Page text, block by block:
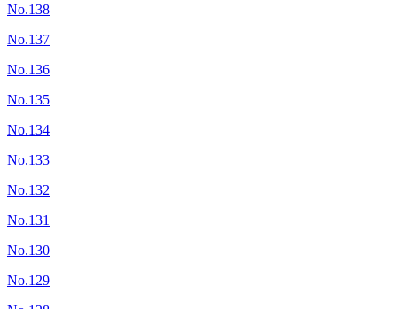
No.138
No.137
No.136
No.135
No.134
No.133
No.132
No.131
No.130
No.129